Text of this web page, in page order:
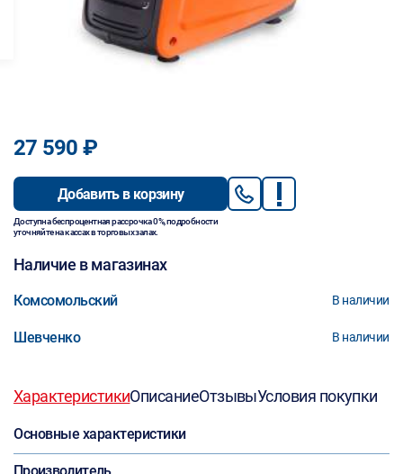
27 590 ₽
Добавить в корзину
Доступна беспроцентная рассрочка 0%, подробности
уточняйте на кассах в торговых залах.
Наличие в магазинах
Комсомольский В наличии
Шевченко В наличии
ХарактеристикиОписаниеОтзывыУсловия покупки
Основные характеристики